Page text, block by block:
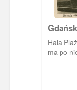
Stogach
Hala
ma po